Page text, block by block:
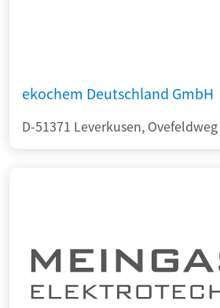
ekochem Deutschland GmbH
D-51371 Leverkusen,